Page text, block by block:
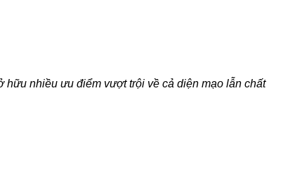
nhiều ưu điểm vượt trội về cả diện mạo lẫn chất